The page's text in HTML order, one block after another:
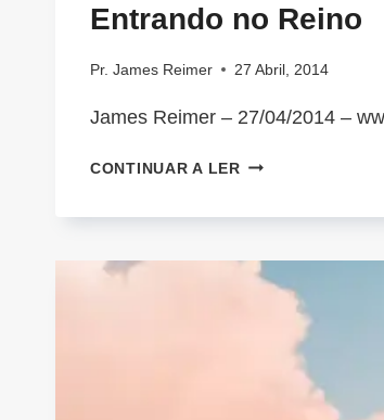
Entrando no Reino
Pr. James Reimer 27 Abril, 2014
James Reimer – 27/04/2014 –
CONTINUAR A LERENTRANDO